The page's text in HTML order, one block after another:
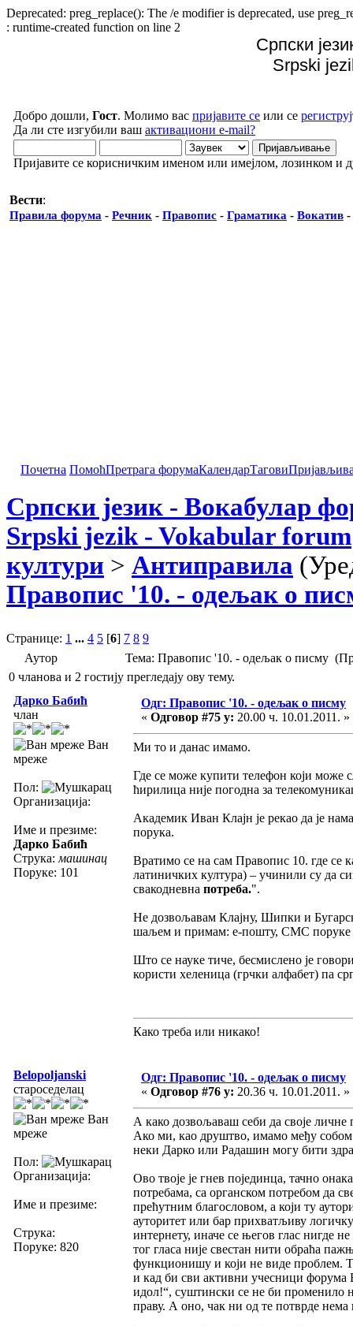
Deprecated: preg_replace(): The /e modifier is deprecated, use
: runtime-created function on line 2
Српски
Srpski
Добро дошли, Гост. Молимо вас пријавите се или се
Да ли сте изгубили ваш активациони e-mail?
Пријавите се корисничким именом или имејлом, лозинком и
Вести:
Правила форума - Речник - Правопис - Граматика - Вокатив -
Почетна ПомоћПретрага форумаКалендарТагови
Српски језик - Вокабулар
Srpski jezik - Vokabular forum
култури > Антиправила
Правопис '10. - одељак о
Странице: 1 ... 4 5 [6] 7 8 9
Аутор
Тема: Правопис '10. - одељак о писму
0 чланова и 2 гостију прегледају ову тему.
Дарко Бабић
члан
Ван
мреже
Пол:
Организација:
Име и презиме:
Дарко Бабић
Струка: машинац
Поруке: 101
Одг: Правопис '10. - одељак о писму
« Одговор #75 у: 20.00 ч. 10.01.2011. »
Ми то и данас имамо.
Где се може купити телефон који
ћирилица није погодна за
Академик Иван Клајн је рекао да је
порука.
Вратимо се на сам Правопис 10. где се
латиничких култура) – учинили су да
свакодневна потреба.".
Не дозвољавам Клајну, Шипки и
шаљем и примам: е-пошту, СМС поруке
Што се науке тиче, бесмислено је
користи хеленица (грчки алфабет) па
Како треба или никако!
Belopoljanski
староседелац
Ван
мреже
Пол:
Организација:
Име и презиме:
Струка:
Поруке: 820
Одг: Правопис '10. - одељак о писму
« Одговор #76 у: 20.36 ч. 10.01.2011. »
А како дозвољаваш себи да своје личне
Ако ми, као друштво, имамо међу собом
неки Дарко или Радашин могу бити
Ово твоје је гнев појединца, тачно
потребама, са органском потребом да
прећутним благословом, а који ту
ауторитет или бар прихватљиву
интернету, иначе се његов глас нигде
тог гласа није свестан нити обраћа
функционишу и који не виде проблем.
и кад би сви активни учесници форума
идол!“, суштински се не би променило
праву. А оно, чак ни од те потврде